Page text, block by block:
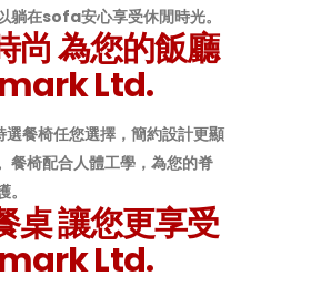
躺在sofa安心享受休閒時光。
尚 為您的飯廳
Ltd.
餐椅任您選擇，簡約設計更顯
餐椅配合人體工學，為您的脊
桌 讓您更享受
Ltd.